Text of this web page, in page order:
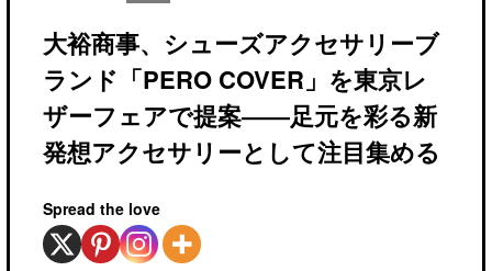
大裕商事、シューズアクセサリーブ
ランド「PERO COVER」を東京レ
ザーフェアで提案――足元を彩る新
発想アクセサリーとして注目集める
Spread the love